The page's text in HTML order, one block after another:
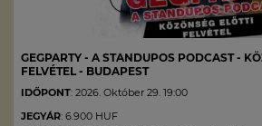
GEGPARTY - A STANDUPOS PODCAST -
FELVÉTEL - BUDAPEST
IDŐPONT: 2026. Október 29. 19:00
JEGYÁR: 6.900 HUF